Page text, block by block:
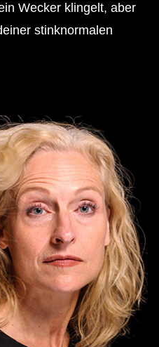
Wecker klingelt, aber
stinknormalen